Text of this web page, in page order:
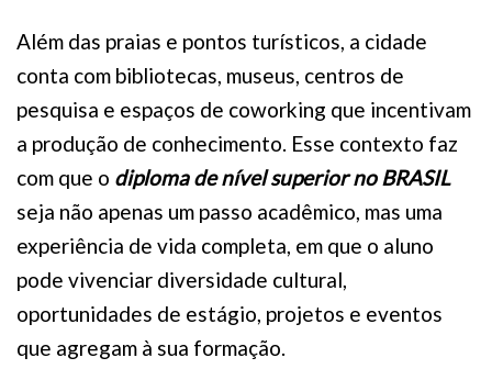
Além das praias e pontos turísticos, a cidade
conta com bibliotecas, museus, centros de
pesquisa e espaços de coworking que incentivam
a produção de conhecimento. Esse contexto faz
com que o diploma de nível superior no BRASIL
seja não apenas um passo acadêmico, mas uma
experiência de vida completa, em que o aluno
pode vivenciar diversidade cultural,
oportunidades de estágio, projetos e eventos
que agregam à sua formação.